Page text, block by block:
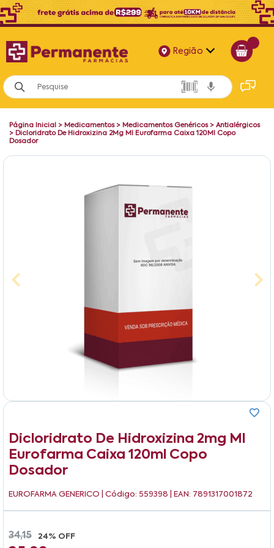
Região
Alagoas
Bahia
Paraíba
Pernambuco
Página Inicial > Medicamentos> Medicamentos Genéricos> Antialérgicos
> Dicloridrato De Hidroxizina 2Mg Ml Eurofarma Caixa 120Ml Copo
Dosador
Dicloridrato De Hidroxizina 2mg Ml
Eurofarma Caixa 120ml Copo
Dosador
EUROFARMA GENERICO | Código: 559398 | EAN: 7891317001872
34,15 24% OFF